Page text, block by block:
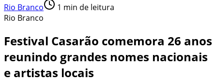
Rio Branco 1 min de leitura
Rio Branco
Festival Casarão comemora 26 anos
reunindo grandes nomes nacionais
e artistas locais